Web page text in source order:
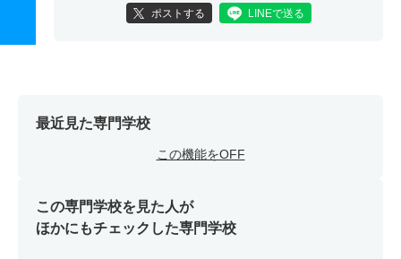
ポストする LINEで送る
最近見た専門学校
この機能をOFF
この専門学校を見た人が
ほかにもチェックした専門学校